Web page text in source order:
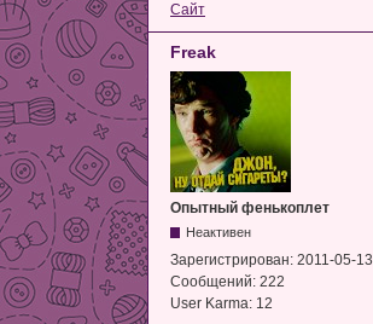
Сайт
Freak
Опытный фенькоплет
Неактивен
Зарегистрирован: 2011-05-13
Сообщений: 222
User Karma: 12